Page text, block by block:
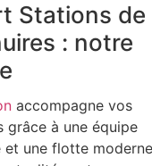
Stations de
: notre
accompagne vos
grâce à une équipe
et une flotte